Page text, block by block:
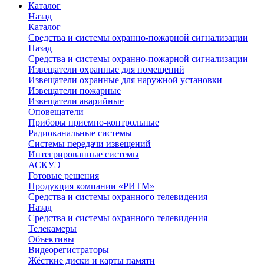
Каталог
Назад
Каталог
Средства и системы охранно-пожарной сигнализации
Назад
Средства и системы охранно-пожарной сигнализации
Извещатели охранные для помещений
Извещатели охранные для наружной установки
Извещатели пожарные
Извещатели аварийные
Оповещатели
Приборы приемно-контрольные
Радиоканальные системы
Системы передачи извещений
Интегрированные системы
АСКУЭ
Готовые решения
Продукция компании «РИТМ»
Средства и системы охранного телевидения
Назад
Средства и системы охранного телевидения
Телекамеры
Объективы
Видеорегистраторы
Жёсткие диски и карты памяти